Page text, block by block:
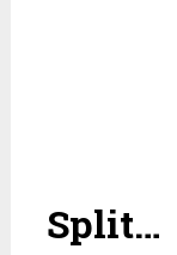
Split…